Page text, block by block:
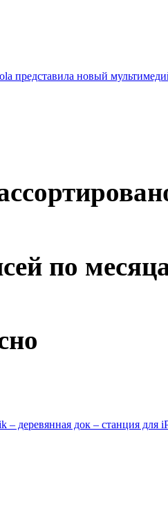
представила новый
по
– деревянная док – станция для